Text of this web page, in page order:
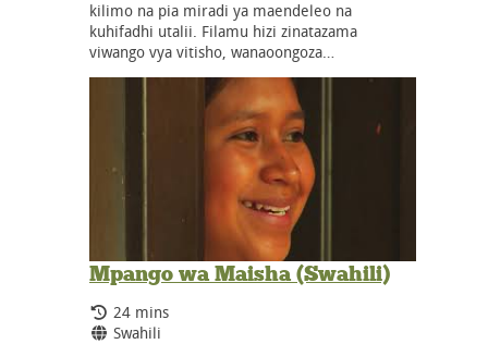
kilimo na pia miradi ya maendeleo na
kuhifadhi utalii. Filamu hizi zinatazama
viwango vya vitisho, wanaoongoza…
Mpango wa Maisha (Swahili)
Running Time:
24 mins
Language:
Swahili